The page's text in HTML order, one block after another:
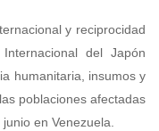
y reciprocidad
del Japón
humanitaria, insumos y
poblaciones afectadas
en Venezuela.